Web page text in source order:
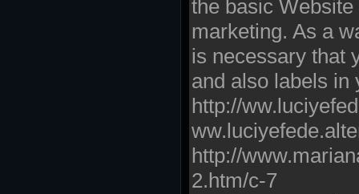
the basic
marketing. As a
is necessary that
and also labels in
http://
http://
2.htm/c-7